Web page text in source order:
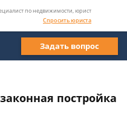
по недвижимости, юрист
Спросить юриста
Задать вопрос
постройка